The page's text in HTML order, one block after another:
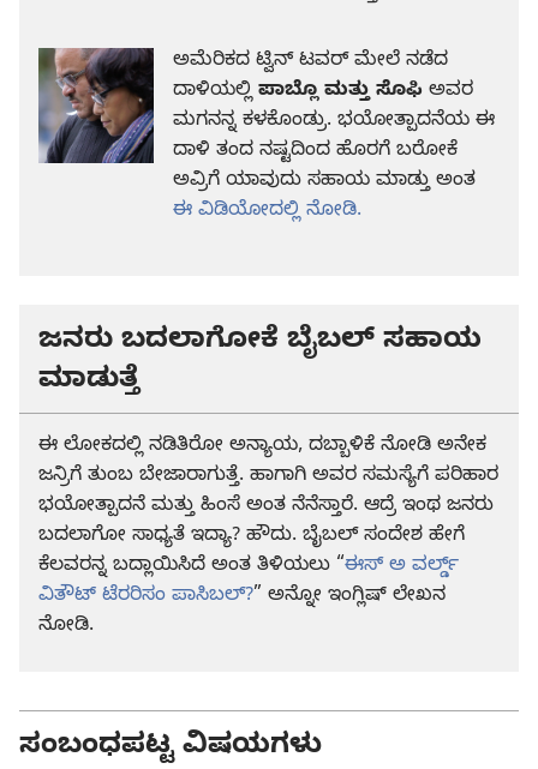
ಅಮೆರಿಕದ ಟ್ವಿನ್‌ ಟವರ್‌ ಮೇಲೆ ನಡೆದ
ದಾಳಿಯಲ್ಲಿಪಾಬ್ಲೊ ಮತ್ತು ಸೊಫಿ ಅವರ
ಮಗನನ್ನ ಕಳಕೊಂಡ್ರು. ಭಯೋತ್ಪಾದನೆಯ ಈ
ದಾಳಿ ತಂದ ನಷ್ಟದಿಂದ ಹೊರಗೆ ಬರೋಕೆ
ಅವ್ರಿಗೆ ಯಾವುದು ಸಹಾಯ ಮಾಡ್ತು ಅಂತ
ಈ ವಿಡಿಯೋದಲ್ಲಿ ನೋಡಿ.
ಜನರು ಬದಲಾಗೋಕೆ ಬೈಬಲ್‌ ಸಹಾಯ
ಮಾಡುತ್ತೆ
ಈ ಲೋಕದಲ್ಲಿ ನಡಿತಿರೋ ಅನ್ಯಾಯ, ದಬ್ಬಾಳಿಕೆ ನೋಡಿ ಅನೇಕ
ಜನ್ರಿಗೆ ತುಂಬ ಬೇಜಾರಾಗುತ್ತೆ. ಹಾಗಾಗಿ ಅವರ ಸಮಸ್ಯೆಗೆ ಪರಿಹಾರ
ಭಯೋತ್ಪಾದನೆ ಮತ್ತು ಹಿಂಸೆ ಅಂತ ನೆನೆಸ್ತಾರೆ. ಆದ್ರೆ ಇಂಥ ಜನರು
ಬದಲಾಗೋ ಸಾಧ್ಯತೆ ಇದ್ಯಾ? ಹೌದು. ಬೈಬಲ್‌ ಸಂದೇಶ ಹೇಗೆ
ಕೆಲವರನ್ನ ಬದ್ಲಾಯಿಸಿದೆ ಅಂತ ತಿಳಿಯಲು “ಈಸ್‌ ಅ ವರ್ಲ್ಡ್‌
ವಿತೌಟ್‌ ಟೆರರಿಸಂ ಪಾಸಿಬಲ್‌?” ಅನ್ನೋ ಇಂಗ್ಲಿಷ್‌ ಲೇಖನ
ನೋಡಿ.
ಸಂಬಂಧಪಟ್ಟ ವಿಷಯಗಳು